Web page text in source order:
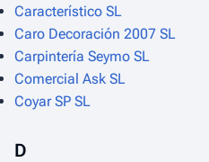
Característico SL
Caro Decoración 2007 SL
Carpintería Seymo SL
Comercial Ask SL
Coyar SP SL
D